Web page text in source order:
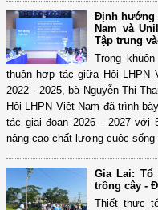
Định hướng
Nam và
Tập trung
Trong
thuận hợp tác giữa Hội LHPN
2022 - 2025, bà Nguyễn Thị
Hội LHPN Việt Nam đã trình
tác giai đoạn 2026 - 2027 với
nâng cao chất lượng cuộc sống
Gia Lai: Tổ
trồng cây -
Thiết thực